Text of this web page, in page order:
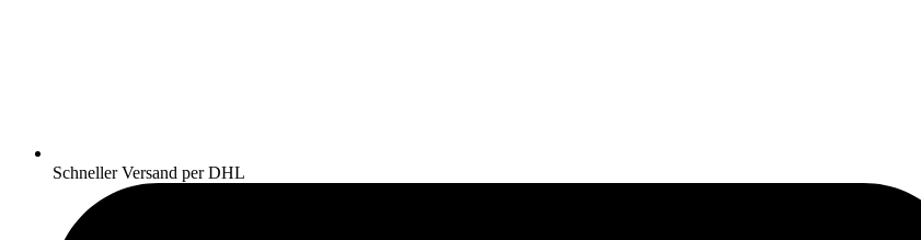
Schneller Versand per DHL